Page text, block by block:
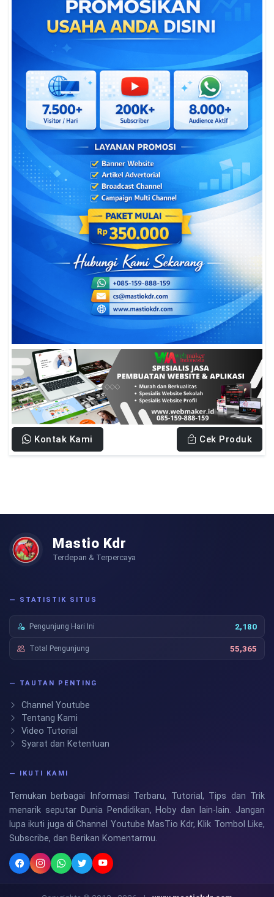
Kontak Kami Cek Produk
Mastio Kdr
Terdepan & Terpercaya
— STATISTIK SITUS
Pengunjung Hari Ini 2,180
Total Pengunjung 55,365
— TAUTAN PENTING
Channel Youtube
Tentang Kami
Video Tutorial
Syarat dan Ketentuan
— IKUTI KAMI
Temukan berbagai Informasi Terbaru, Tutorial, Tips dan Trik
menarik seputar Dunia Pendidikan, Hoby dan lain-lain. Jangan
lupa ikuti juga di Channel Youtube MasTio Kdr, Klik Tombol Like,
Subscribe, dan Berikan Komentarmu.